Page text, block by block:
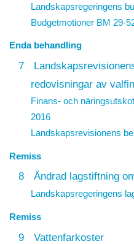
Landskapsregeringens
Budgetmotioner BM 29-
Enda behandling
7
redovisningar av
Finans- och
2016
Landskapsrevisionens
Remiss
8 Ändrad lagstiftning
Landskapsregeringens
Remiss
9 Vattenfarkoster